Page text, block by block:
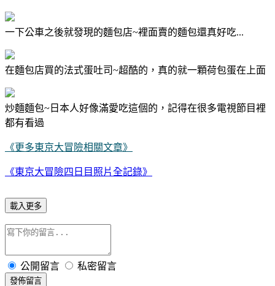
一下公車之後就發現的麵包店~裡面賣的麵包還真好吃...
在麵包店買的法式蛋吐司~超酷的，真的就一顆荷包蛋在上面
炒麵麵包~日本人好像滿愛吃這個的，記得在很多電視節目裡
都有看過
《更多東京大冒險相關文章》
《東京大冒險四日目照片全記錄》
載入更多
公開留言 私密留言
發佈留言